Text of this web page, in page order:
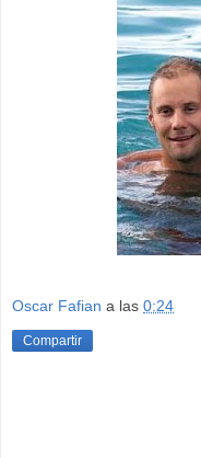
Oscar Fafian a las 0:24
Compartir